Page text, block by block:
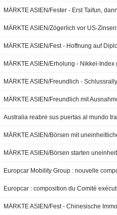
MÄRKTE ASIEN/Fester - Erst Taifun,
MÄRKTE ASIEN/Zögerlich vor US-
MÄRKTE ASIEN/Fest - Hoffnung auf
MÄRKTE ASIEN/Erholung - Nikkei-
MÄRKTE ASIEN/Freundlich -
MÄRKTE ASIEN/Freundlich mit
Australia reabre sus puertas al mundo
MÄRKTE ASIEN/Börsen mit
MÄRKTE ASIEN/Börsen starten
Europcar Mobility Group : nouvelle
Europcar : composition du Comité
MÄRKTE ASIEN/Fest - Chinesische